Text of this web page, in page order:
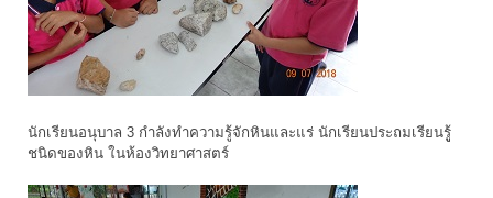
นักเรียนอนุบาล 3 กำลังทำความรู้จักหินและแร่ นักเรียนประถมเรียนรูู้
ชนิดของหิน ในห้องวิทยาศาสตร์